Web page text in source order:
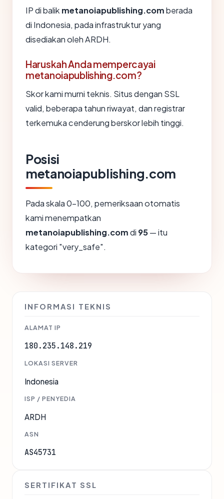
IP di balik metanoiapublishing.comberada
di Indonesia, pada infrastruktur yang
disediakan oleh ARDH.
Haruskah Anda mempercayai
metanoiapublishing.com?
Skor kami murni teknis. Situs dengan SSL
valid, beberapa tahun riwayat, dan registrar
terkemuka cenderung berskor lebih tinggi.
Posisi
metanoiapublishing.com
Pada skala 0-100, pemeriksaan otomatis
kami menempatkan
metanoiapublishing.comdi 95— itu
kategori "very_safe".
INFORMASI TEKNIS
ALAMAT IP
180.235.148.219
LOKASI SERVER
Indonesia
ISP / PENYEDIA
ARDH
ASN
AS45731
SERTIFIKAT SSL